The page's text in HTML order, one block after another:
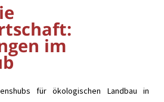
im
für ökologischen Landbau in